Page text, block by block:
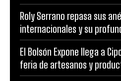
Roly Serrano repasa sus
internacionales y su
El Bolsón Expone llega a
feria de artesanos y